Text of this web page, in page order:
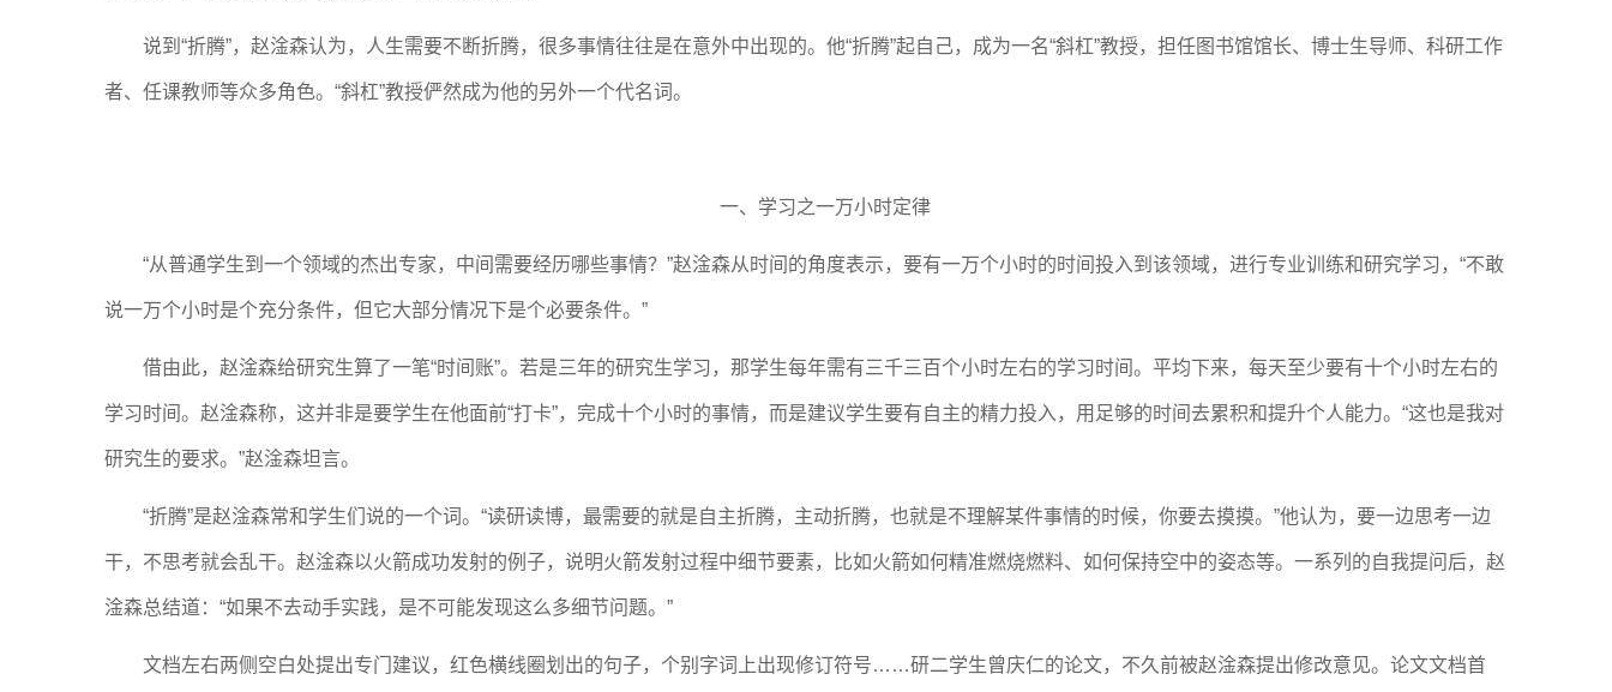
说到“折腾”，赵淦森认为，人生需要不断折腾，很多事情往往是在意外中出现的。他“折腾”起自己，成为一名“斜杠”教授，担任图书馆馆长、博士生导师、科研工作
者、任课教师等众多角色。“斜杠”教授俨然成为他的另外一个代名词。
一、学习之一万小时定律
“从普通学生到一个领域的杰出专家，中间需要经历哪些事情？”赵淦森从时间的角度表示，要有一万个小时的时间投入到该领域，进行专业训练和研究学习，“不敢
说一万个小时是个充分条件，但它大部分情况下是个必要条件。”
借由此，赵淦森给研究生算了一笔“时间账”。若是三年的研究生学习，那学生每年需有三千三百个小时左右的学习时间。平均下来，每天至少要有十个小时左右的
学习时间。赵淦森称，这并非是要学生在他面前“打卡”，完成十个小时的事情，而是建议学生要有自主的精力投入，用足够的时间去累积和提升个人能力。“这也是我对
研究生的要求。”赵淦森坦言。
“折腾”是赵淦森常和学生们说的一个词。“读研读博，最需要的就是自主折腾，主动折腾，也就是不理解某件事情的时候，你要去摸摸。”他认为，要一边思考一边
干，不思考就会乱干。赵淦森以火箭成功发射的例子，说明火箭发射过程中细节要素，比如火箭如何精准燃烧燃料、如何保持空中的姿态等。一系列的自我提问后，赵
淦森总结道：“如果不去动手实践，是不可能发现这么多细节问题。”
文档左右两侧空白处提出专门建议，红色横线圈划出的句子，个别字词上出现修订符号……研二学生曾庆仁的论文，不久前被赵淦森提出修改意见。论文文档首